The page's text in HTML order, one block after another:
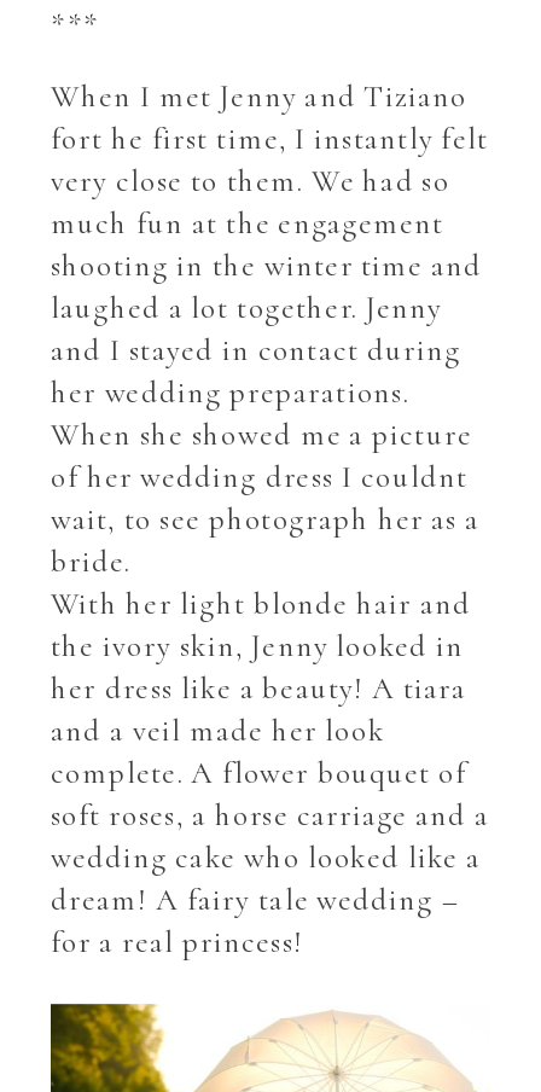
***
When I met Jenny and Tiziano
fort he first time, I instantly felt
very close to them. We had so
much fun at the engagement
shooting in the winter time and
laughed a lot together. Jenny
and I stayed in contact during
her wedding preparations.
When she showed me a picture
of her wedding dress I couldnt
wait, to see photograph her as a
bride.
With her light blonde hair and
the ivory skin, Jenny looked in
her dress like a beauty! A tiara
and a veil made her look
complete. A flower bouquet of
soft roses, a horse carriage and a
wedding cake who looked like a
dream! A fairy tale wedding –
for a real princess!